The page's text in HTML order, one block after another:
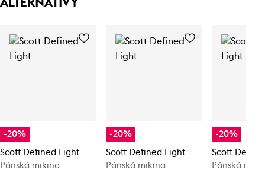
ALTERNATIVY
-20%
Scott Defined Light
Pánská mikina
-20%
Scott Defined Light
Pánská mikina
-20%
Scott
Pánská